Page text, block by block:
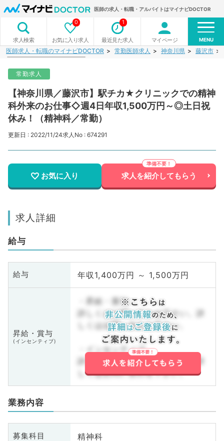
医師の求人・転職・アルバイトはマイナビDOCTOR
求人検索 お気に入り求人
0
最近見た求人
1
マイページ MENU
医師求人・転職のマイナビDOCTOR 常勤医師求人 神奈川県 藤沢市
常勤求人
【神奈川県／藤沢市】駅チカ★クリニックでの精神
科外来のお仕事◇週4日年収1,500万円～◎土日祝
休み！（精神科／常勤）
更新日 : 2022/11/24求人No : 674291
お気に入り 求人を紹介してもらう
求人詳細
給与
給与 年収1,400万円 ～ 1,500万円
昇給・賞与
(インセンティブ)
・昇給・賞与
詳しくはお問い合わせ下さい。詳
しくはお問い合わせ下さい。
・インセンティブ
詳しくはお問い合わせ下さい。詳
しくはお問い合わせ下さい。
業務内容
募集科目 精神科